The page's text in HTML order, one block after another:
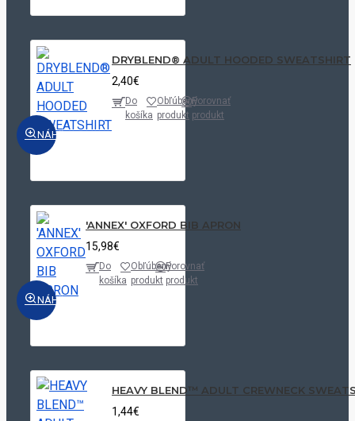
NÁHĽAD
DRYBLEND® ADULT HOODED SWEATSHIRT
2,40€
Do
košíka
Obľúbený
produkt
Porovnať
produkt
NÁHĽAD
'ANNEX' OXFORD BIB APRON
15,98€
Do
košíka
Obľúbený
produkt
Porovnať
produkt
HEAVY BLEND™ ADULT CREWNECK
1,44€